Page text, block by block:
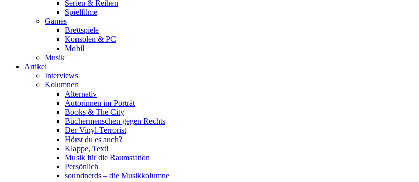
Serien & Reihen
Spielfilme
Games
Brettspiele
Konsolen & PC
Mobil
Musik
Artikel
Interviews
Kolumnen
Alternativ
Autorinnen im Porträt
Books & The City
Büchermenschen gegen Rechts
Der Vinyl-Terrorist
Hörst du es auch?
Klappe, Text!
Musik für die Raumstation
Persönlich
soundnerds – die Musikkolumne